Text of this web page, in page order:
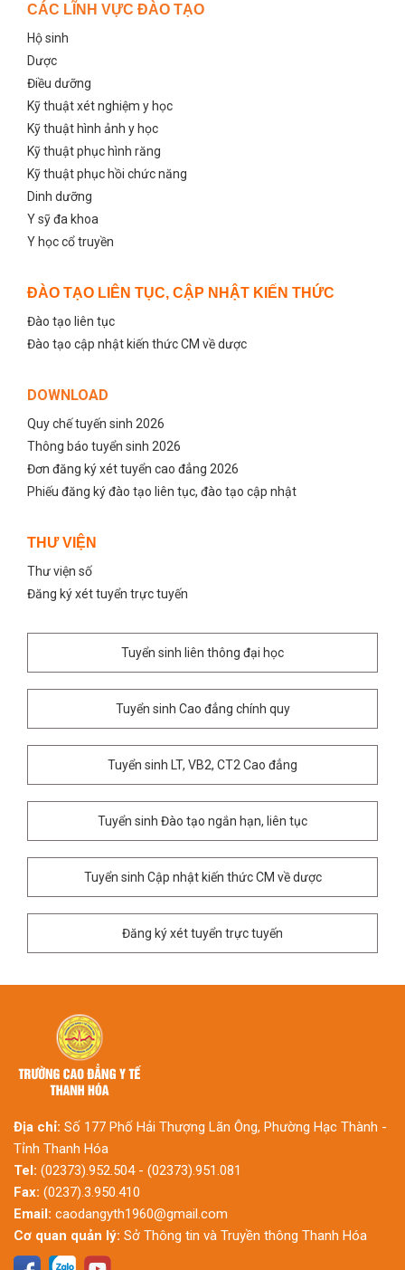
CÁC LĨNH VỰC ĐÀO TẠO
Hộ sinh
Dược
Điều dưỡng
Kỹ thuật xét nghiệm y học
Kỹ thuật hình ảnh y học
Kỹ thuật phục hình răng
Kỹ thuật phục hồi chức năng
Dinh dưỡng
Y sỹ đa khoa
Y học cổ truyền
ĐÀO TẠO LIÊN TỤC, CẬP NHẬT KIẾN THỨC
Đào tạo liên tục
Đào tạo cập nhật kiến thức CM về dược
DOWNLOAD
Quy chế tuyến sinh 2026
Thông báo tuyển sinh 2026
Đơn đăng ký xét tuyển cao đẳng 2026
Phiếu đăng ký đào tạo liên tục, đào tạo cập nhật
THƯ VIỆN
Thư viện số
Đăng ký xét tuyển trực tuyến
Tuyển sinh liên thông đại học
Tuyển sinh Cao đẳng chính quy
Tuyển sinh LT, VB2, CT2 Cao đẳng
Tuyển sinh Đào tạo ngắn hạn, liên tục
Tuyển sinh Cập nhật kiến thức CM về dược
Đăng ký xét tuyển trực tuyến
Địa chỉ: Số 177 Phố Hải Thượng Lãn Ông, Phường Hạc Thành -
Tỉnh Thanh Hóa
Tel: (02373).952.504 - (02373).951.081
Fax: (0237).3.950.410
Email: caodangyth1960@gmail.com
Cơ quan quản lý: Sở Thông tin và Truyền thông Thanh Hóa